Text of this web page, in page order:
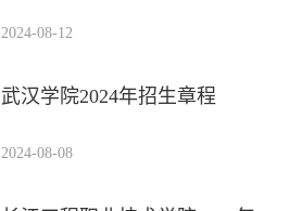
2024-08-12
武汉学院2024年招生章程
2024-08-08